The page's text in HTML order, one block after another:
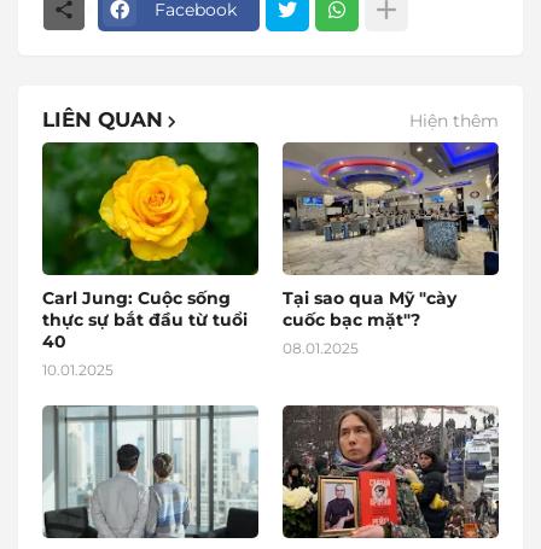
Facebook
LIÊN QUAN Hiện thêm
Carl Jung: Cuộc sống
thực sự bắt đầu từ tuổi
40
10.01.2025
Tại sao qua Mỹ "cày
cuốc bạc mặt"?
08.01.2025